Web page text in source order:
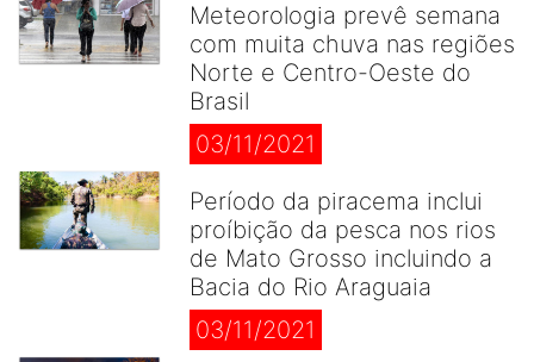
Meteorologia prevê semana
com muita chuva nas regiões
Norte e Centro-Oeste do
Brasil
03/11/2021
Período da piracema inclui
proíbição da pesca nos rios
de Mato Grosso incluindo a
Bacia do Rio Araguaia
03/11/2021